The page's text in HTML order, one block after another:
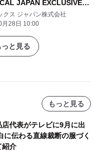
クス ジャパン株式会社
月28日 10:00
と見る
もっと見る
代表がテレビに9月に出
伝わる直線裁断の服づく
紹介